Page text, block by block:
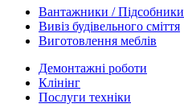
Вантажники / Підсобники
Вивіз будівельного сміття
Виготовлення меблів
Демонтажні роботи
Клінінг
Послуги техніки